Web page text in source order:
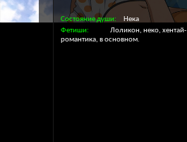
Состояние души
Нека
Фетиши
Лоликон, неко, хентай-
романтика, в основном.